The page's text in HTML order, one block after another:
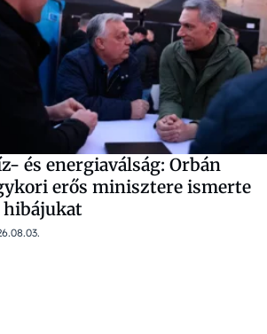
és energiaválság: Orbán
erős minisztere ismerte
hibájukat